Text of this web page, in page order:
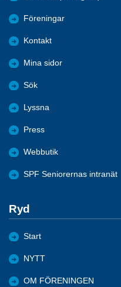
Föreningar
Kontakt
Mina sidor
Sök
Lyssna
Press
Webbutik
SPF Seniorernas intranät
Ryd
Start
NYTT
OM FÖRENINGEN